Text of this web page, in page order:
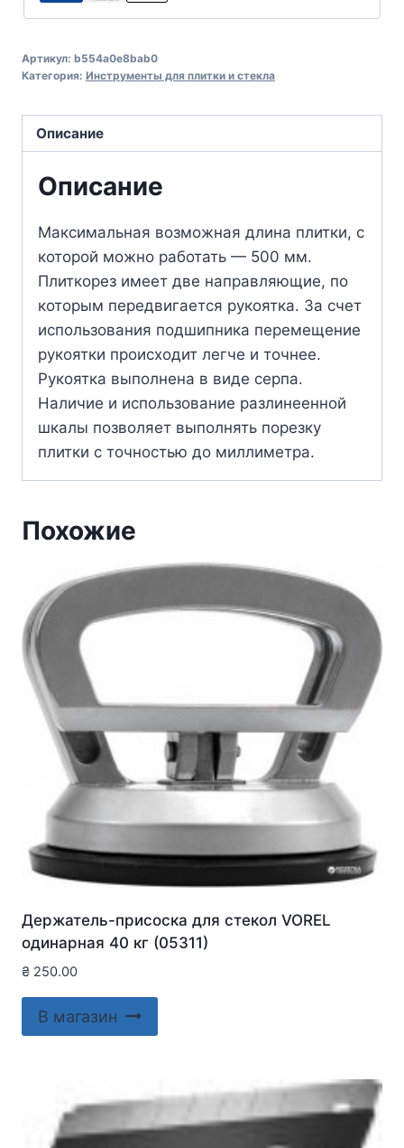
Артикул: b554a0e8bab0
Категория: Инструменты для плитки и стекла
Описание
Описание
Максимальная возможная длина плитки, с
которой можно работать — 500 мм.
Плиткорез имеет две направляющие, по
которым передвигается рукоятка. За счет
использования подшипника перемещение
рукоятки происходит легче и точнее.
Рукоятка выполнена в виде серпа.
Наличие и использование разлинеенной
шкалы позволяет выполнять порезку
плитки с точностью до миллиметра.
Похожие
Держатель-присоска для стекол VOREL
одинарная 40 кг (05311)
₴ 250.00
В магазин